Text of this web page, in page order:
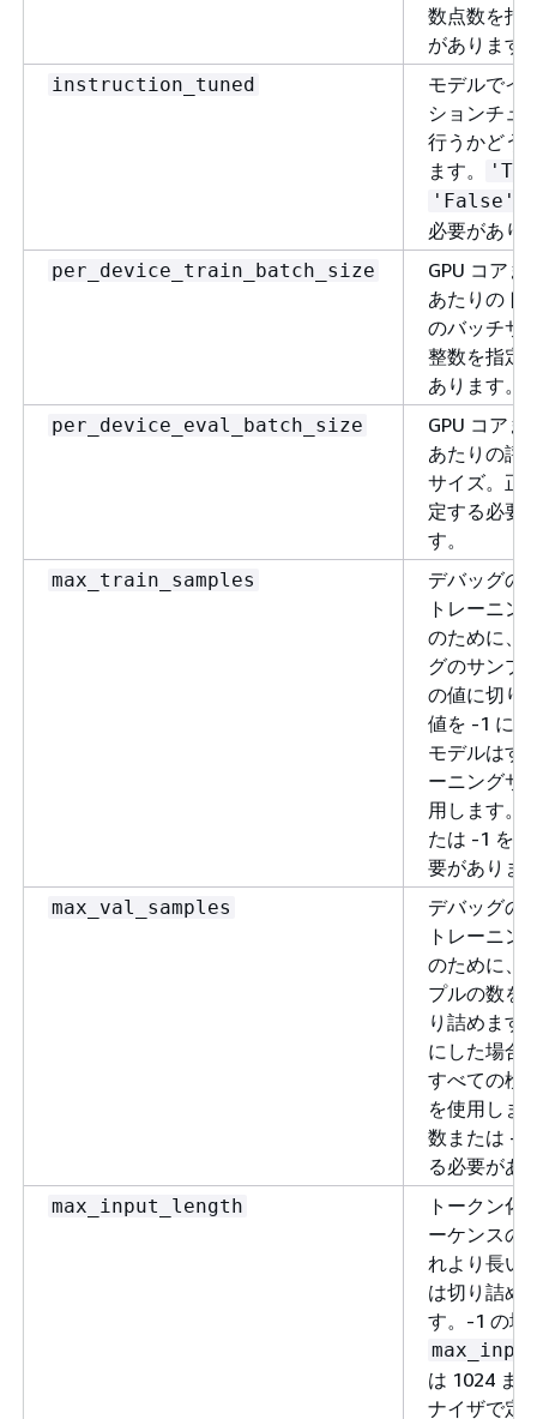
数点数を指
があります
instruction_tuned
モデルでイ
ションチュ
行うかどう
ます。
'False'
必要があり
per_device_train_batch_size
GPU コアま
あたりのト
のバッチサ
整数を指定
あります。
per_device_eval_batch_size
GPU コアま
あたりの評
サイズ。正
定する必要
す。
max_train_samples
デバッグの
トレーニン
のために、
グのサンプ
の値に切り
値を -1 に
モデルはす
ーニングサ
用します。
たは -1 を
要がありま
max_val_samples
デバッグの
トレーニン
のために、
プルの数を
り詰めます
にした場合
すべての検
を使用しま
数または -1
る必要があ
max_input_length
トークン化
ーケンスの
れより長い
は切り詰め
す。-1 の場
は 1024 ま
ナイザで定